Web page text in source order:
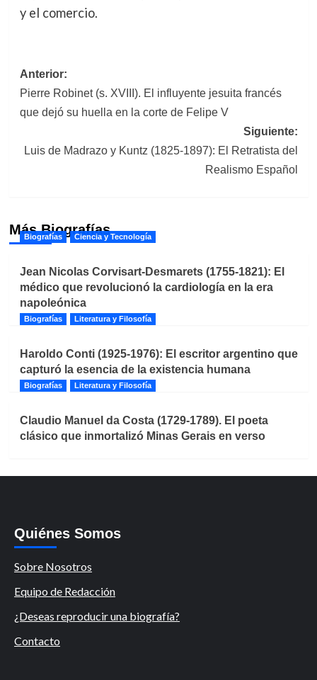
y el comercio.
Navegación
de
entradas
Anterior:
Pierre Robinet (s. XVIII). El influyente jesuita francés
que dejó su huella en la corte de Felipe V
Siguiente:
Luis de Madrazo y Kuntz (1825-1897): El Retratista del
Realismo Español
Más Biografías
Biografías Ciencia y Tecnología
Jean Nicolas Corvisart-Desmarets (1755-1821): El
médico que revolucionó la cardiología en la era
napoleónica
Biografías Literatura y Filosofía
Haroldo Conti (1925-1976): El escritor argentino que
capturó la esencia de la existencia humana
Biografías Literatura y Filosofía
Claudio Manuel da Costa (1729-1789). El poeta
clásico que inmortalizó Minas Gerais en verso
Quiénes Somos
Sobre Nosotros
Equipo de Redacción
¿Deseas reproducir una biografía?
Contacto